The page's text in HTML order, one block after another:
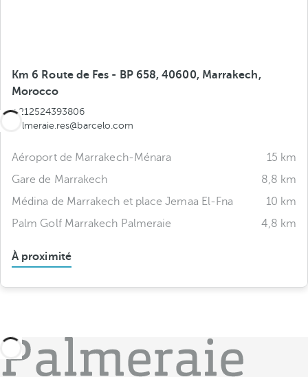
Km 6 Route de Fes - BP 658, 40600, Marrakech,
Morocco
+212524393806
palmeraie.res@barcelo.com
Aéroport de Marrakech-Ménara
15 km
Gare de Marrakech
8,8 km
Médina de Marrakech et place Jemaa El-Fna
10 km
Palm Golf Marrakech Palmeraie
4,8 km
À proximité